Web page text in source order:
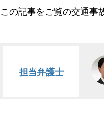
この記事をご覧の交通事
担当弁護士